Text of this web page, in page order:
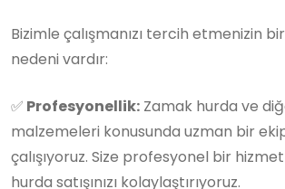
Bizimle çalışmanızı tercih etmenizin
nedeni vardır:
✅ Profesyonellik: Zamak hurda ve
malzemeleri konusunda uzman bir
çalışıyoruz. Size profesyonel bir
hurda satışınızı kolaylaştırıyoruz.